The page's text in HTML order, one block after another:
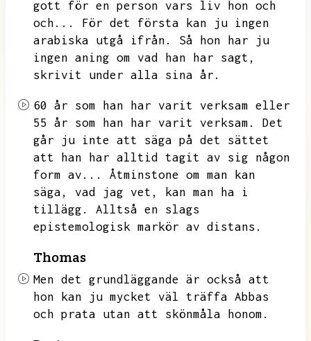
gott för en person vars liv hon och
och...
För det första kan ju ingen
arabiska utgå ifrån.
Så hon har ju
ingen aning om vad han har sagt,
skrivit under alla sina år.
60 år som han har varit verksam eller
55 år som han har varit verksam.
Det
går ju inte att säga på det sättet
att han har alltid tagit av sig någon
form av...
Åtminstone om man kan
säga,
vad jag vet,
kan man ha i
tillägg.
Alltså en slags
epistemologisk markör av distans.
Thomas
Men det grundläggande är också att
hon kan ju mycket väl träffa Abbas
och prata utan att skönmåla honom.